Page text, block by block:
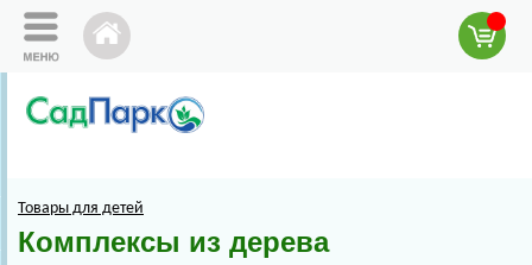
Товары для детей
Комплексы из дерева